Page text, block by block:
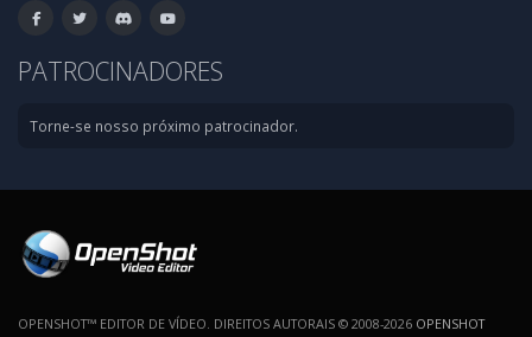
PATROCINADORES
Torne-se nosso próximo patrocinador.
OPENSHOT™ EDITOR DE VÍDEO. DIREITOS AUTORAIS © 2008-2026 OPENSHOT